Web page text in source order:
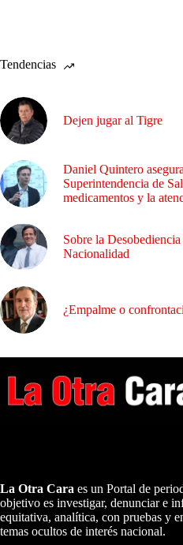
Tendencias
Dejen jugar al Tigre
Daniel Quintero
Superintendencia de
medicamentos y la
Sobre la
Nacionalidad
¿Empalme o
La Otra Cara es un Portal de
objetivo es investigar, denunciar e
equitativa, analítica, con pruebas y
temas ocultos de interés nacional.